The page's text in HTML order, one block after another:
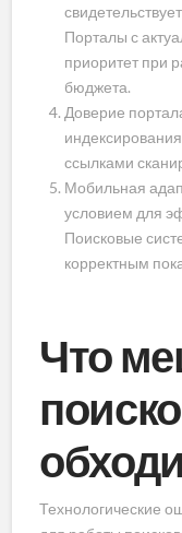
Порталы с
приоритет при
бюджета.
Доверие
ссылками
Мобильная
условием для
Поисковые
корректным
Что
Технологические